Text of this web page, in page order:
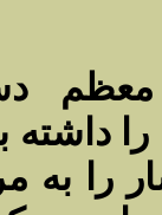
را داشته
را به